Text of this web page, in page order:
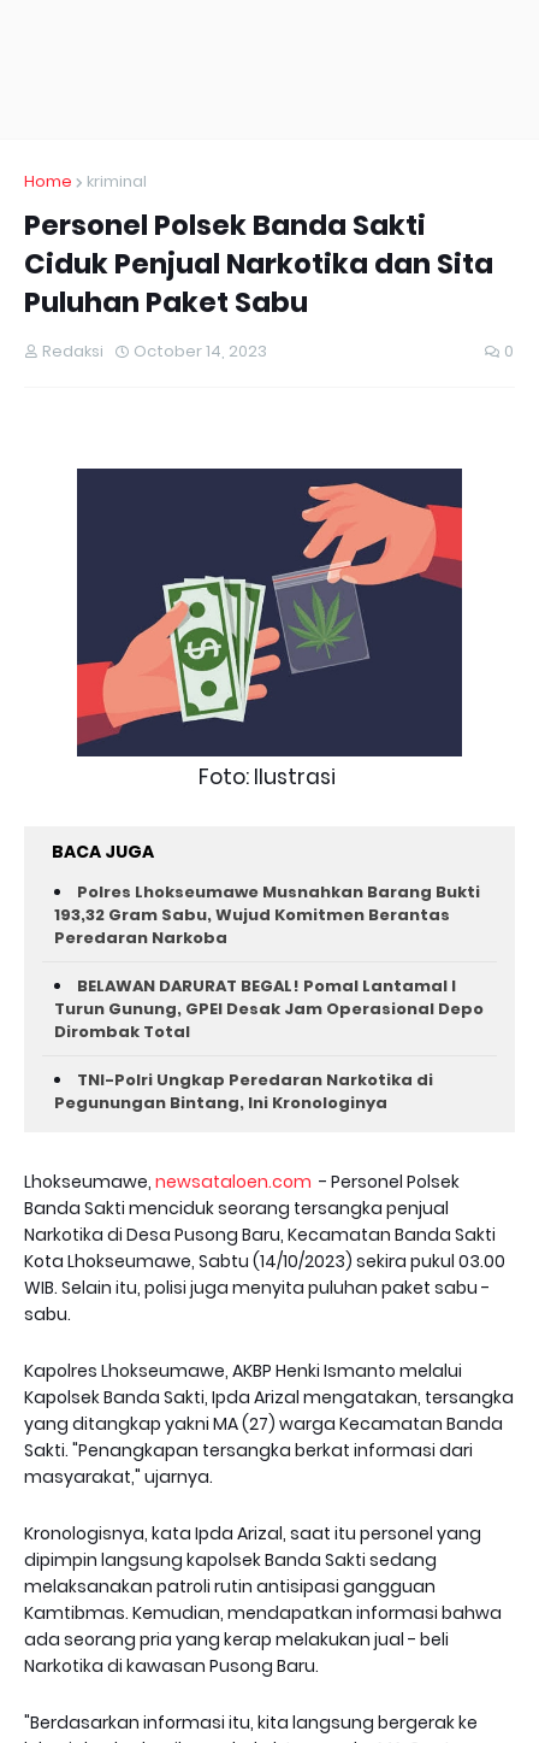
Home kriminal
Personel Polsek Banda Sakti
Ciduk Penjual Narkotika dan Sita
Puluhan Paket Sabu
Redaksi October 14, 2023 0
Foto: Ilustrasi
BACA JUGA
Polres Lhokseumawe Musnahkan Barang Bukti
193,32 Gram Sabu, Wujud Komitmen Berantas
Peredaran Narkoba
BELAWAN DARURAT BEGAL! Pomal Lantamal I
Turun Gunung, GPEI Desak Jam Operasional Depo
Dirombak Total
TNI-Polri Ungkap Peredaran Narkotika di
Pegunungan Bintang, Ini Kronologinya
Lhokseumawe, newsataloen.com - Personel Polsek
Banda Sakti menciduk seorang tersangka penjual
Narkotika di Desa Pusong Baru, Kecamatan Banda Sakti
Kota Lhokseumawe, Sabtu (14/10/2023) sekira pukul 03.00
WIB. Selain itu, polisi juga menyita puluhan paket sabu -
sabu.
Kapolres Lhokseumawe, AKBP Henki Ismanto melalui
Kapolsek Banda Sakti, Ipda Arizal mengatakan, tersangka
yang ditangkap yakni MA (27) warga Kecamatan Banda
Sakti. "Penangkapan tersangka berkat informasi dari
masyarakat," ujarnya.
Kronologisnya, kata Ipda Arizal, saat itu personel yang
dipimpin langsung kapolsek Banda Sakti sedang
melaksanakan patroli rutin antisipasi gangguan
Kamtibmas. Kemudian, mendapatkan informasi bahwa
ada seorang pria yang kerap melakukan jual - beli
Narkotika di kawasan Pusong Baru.
"Berdasarkan informasi itu, kita langsung bergerak ke